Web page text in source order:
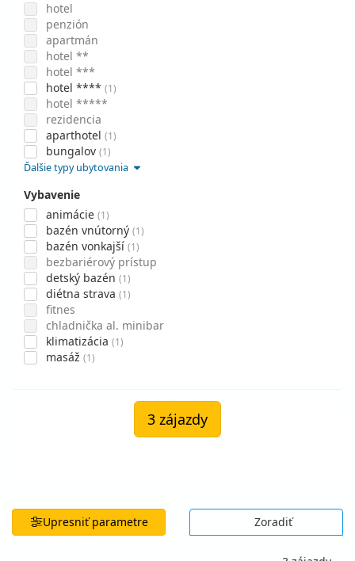
hotel
penzión
apartmán
hotel **
hotel ***
hotel **** (1)
hotel *****
rezidencia
aparthotel (1)
bungalov (1)
Ďalšie typy ubytovania
Vybavenie
animácie (1)
bazén vnútorný (1)
bazén vonkajší (1)
bezbariérový prístup
detský bazén (1)
diétna strava (1)
fitnes
chladnička al. minibar
klimatizácia (1)
masáž (1)
3 zájazdy
Upresniť parametre Zoradiť